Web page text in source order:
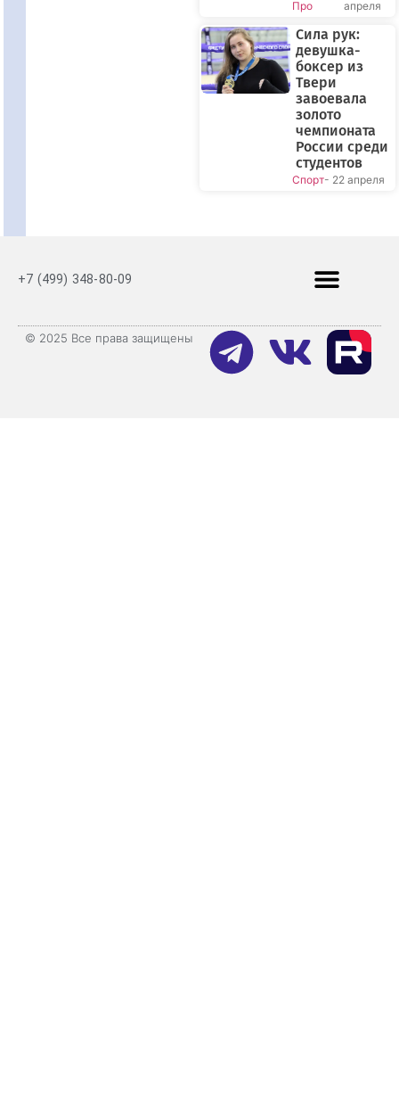
Про апреля
Сила рук:
девушка-
боксер из
Твери
завоевала
золото
чемпионата
России среди
студентов
Спорт- 22 апреля
+7 (499) 348-80-09
© 2025 Все права защищены